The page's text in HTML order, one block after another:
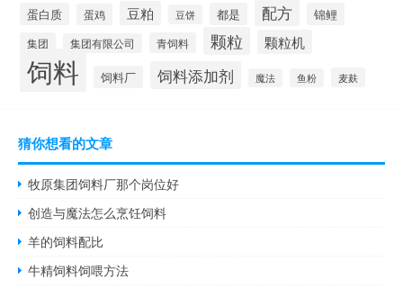
蛋白质 蛋鸡 豆粕 豆饼 都是 配方 锦鲤
集团 集团有限公司 青饲料 颗粒 颗粒机
饲料 饲料厂 饲料添加剂 魔法 鱼粉 麦麸
猜你想看的文章
牧原集团饲料厂那个岗位好
创造与魔法怎么烹饪饲料
羊的饲料配比
牛精饲料饲喂方法